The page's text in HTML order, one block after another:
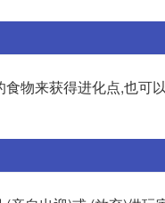
物来获得进化点,也可